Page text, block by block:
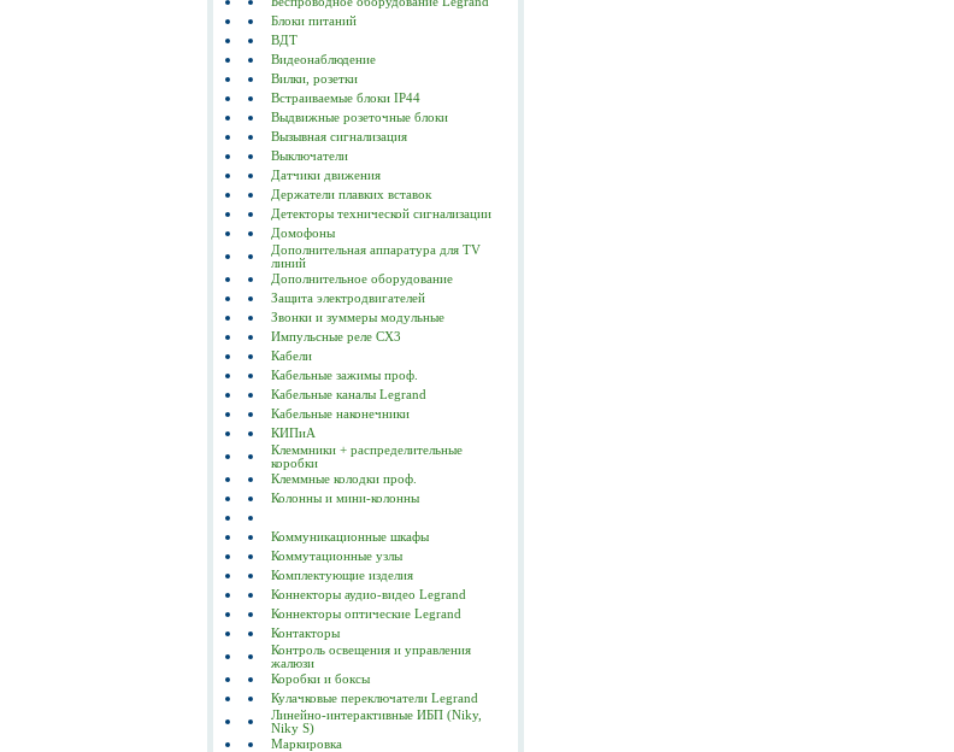
Блоки питаний
ВДТ
Видеонаблюдение
Вилки, розетки
Встраиваемые блоки IP44
Выдвижные розеточные блоки
Вызывная сигнализация
Выключатели
Датчики движения
Держатели плавких вставок
Детекторы технической сигнализации
Домофоны
Дополнительная аппаратура для TV
линий
Дополнительное оборудование
Защита электродвигателей
Звонки и зуммеры модульные
Импульсные реле CX3
Кабели
Кабельные зажимы проф.
Кабельные каналы Legrand
Кабельные наконечники
КИПиА
Клеммники + распределительные
коробки
Клеммные колодки проф.
Колонны и мини-колонны
Коммуникационные шкафы
Коммутационные узлы
Комплектующие изделия
Коннекторы аудио-видео Legrand
Коннекторы оптические Legrand
Контакторы
Контроль освещения и управления
жалюзи
Коробки и боксы
Кулачковые переключатели Legrand
Линейно-интерактивные ИБП (Niky,
Niky S)
Маркировка